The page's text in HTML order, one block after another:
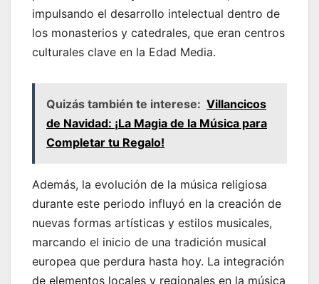
impulsando el desarrollo intelectual dentro de
los monasterios y catedrales, que eran centros
culturales clave en la Edad Media.
Quizás también te interese: Villancicos
de Navidad: ¡La Magia de la Música para
Completar tu Regalo!
Además, la evolución de la música religiosa
durante este periodo influyó en la creación de
nuevas formas artísticas y estilos musicales,
marcando el inicio de una tradición musical
europea que perdura hasta hoy. La integración
de elementos locales y regionales en la música